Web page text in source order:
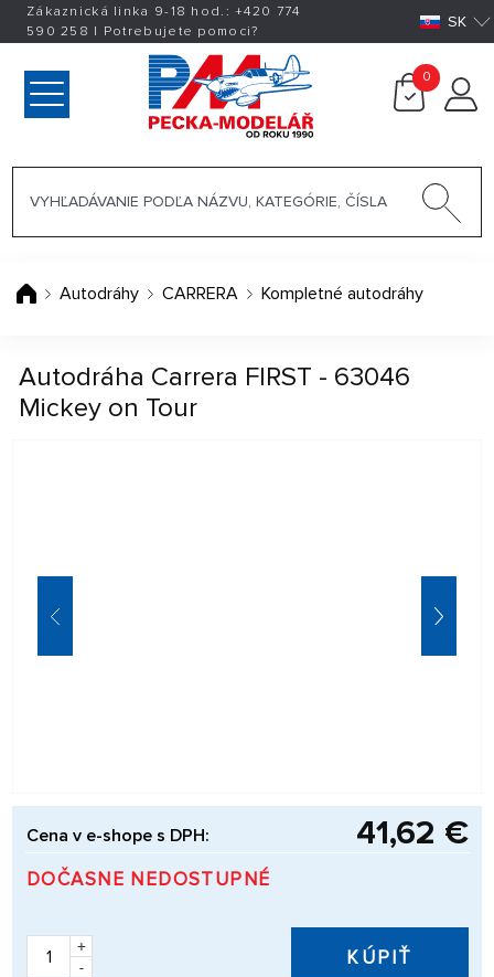
Zákaznická linka 9-18 hod.:+420 774
590 258 | Potrebujete pomoci? SK
0
Autodráhy CARRERA Kompletné autodráhy
Autodráha Carrera FIRST - 63046
Mickey on Tour
Cena v e-shope s DPH: 41,62 €
DOČASNE NEDOSTUPNÉ
+
-
KÚPIŤ